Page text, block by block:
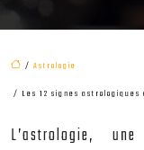
/ Astrologie
/ Les 12 signes
L’astrologie,